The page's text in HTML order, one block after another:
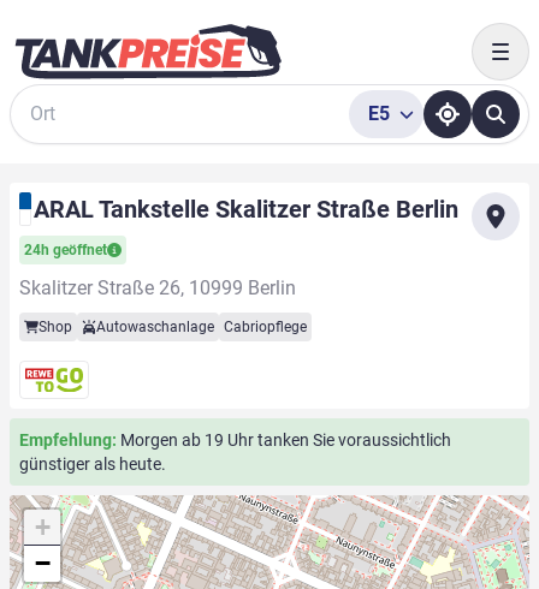
Suche
E5
ARAL Tankstelle Skalitzer Straße Berlin
24h geöffnet
Skalitzer Straße 26, 10999 Berlin
Shop Autowaschanlage Cabriopflege
Empfehlung: Morgen ab 19 Uhr tanken Sie voraussichtlich
günstiger als heute.
+
−